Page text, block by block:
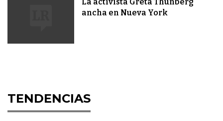
ancha en Nueva York
TENDENCIAS